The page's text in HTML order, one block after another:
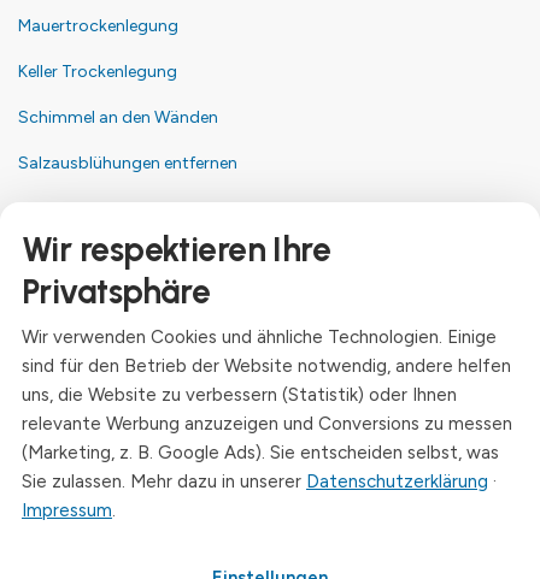
Mauertrockenlegung
Keller Trockenlegung
Schimmel an den Wänden
Salzausblühungen entfernen
Anschrift
Dresdner Straße 24, 09577 Niederwiesa
Telefon
+49 (0)3726 - 720 560
E-Mail
info@drymat.de
Öffnungszeiten
Mo-Fr: 08:00 - 15:00 Uhr
Wir respektieren Ihre
Privatsphäre
Wir verwenden Cookies und ähnliche Technologien. Einige
sind für den Betrieb der Website notwendig, andere helfen
uns, die Website zu verbessern (Statistik) oder Ihnen
relevante Werbung anzuzeigen und Conversions zu messen
(Marketing, z. B. Google Ads). Sie entscheiden selbst, was
Sie zulassen. Mehr dazu in unserer Datenschutzerklärung ·
Impressum.